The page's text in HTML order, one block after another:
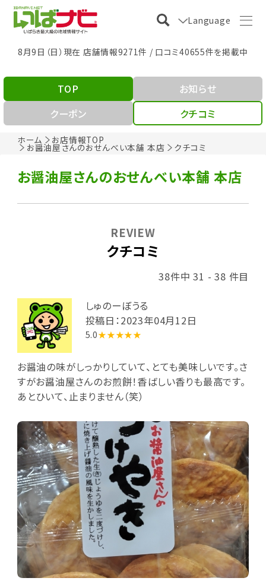
Language
8月9日（日）現在 店舗情報9271件 / 口コミ40655件を掲載中
ホーム お店情報TOP
お醤油屋さんのおせんべい本舗 本店 クチコミ
TOP
お知らせ
クーポン
クチコミ
お醤油屋さんのおせんべい本舗 本店
クチコミ
REVIEW
38件中 31 - 38 件目
しゅのーぼうる
投稿日：2023年04月12日
5.0★★★★★
お醤油の味がしっかりしていて、とても美味しいです。さ
すがお醤油屋さんのお煎餅！香ばしい香りも最高です。
あとひいて、止まりません（笑）